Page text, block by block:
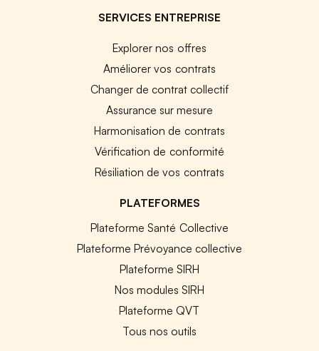
SERVICES ENTREPRISE
Explorer nos offres
Améliorer vos contrats
Changer de contrat collectif
Assurance sur mesure
Harmonisation de contrats
Vérification de conformité
Résiliation de vos contrats
PLATEFORMES
Plateforme Santé Collective
Plateforme Prévoyance collective
Plateforme SIRH
Nos modules SIRH
Plateforme QVT
Tous nos outils